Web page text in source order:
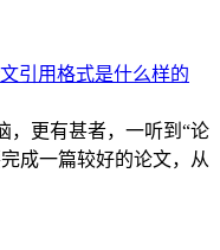
引用格式是什么样的
，更有甚者，一听到“论
成一篇较好的论文，从